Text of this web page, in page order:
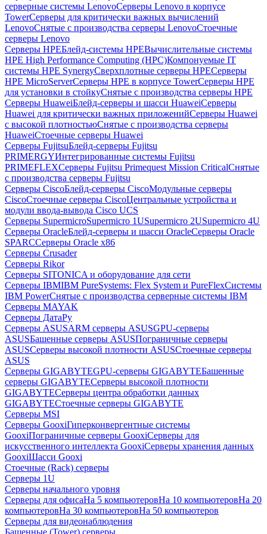
серверные системы LenovoСерверы Lenovo в корпусе
TowerСерверы для критически важных вычислений
LenovoСнятые с производства серверы LenovoСтоечные
серверы Lenovo
Серверы HPEБлейд-системы HPEВычислительные системы
HPE High Performance Computing (HPC)Компонуемые IT
системы HPE SynergyСверхплотные серверы HPEСерверы
HPE MicroServerСерверы HPE в корпусе TowerСерверы HPE
для установки в стойкуСнятые с производства серверы HPE
Серверы HuaweiБлейд-серверы и шасси HuaweiСерверы
Huawei для критически важных приложенийСерверы Huawei
с высокой плотностьюСнятые с производства серверы
HuaweiСтоечные серверы Huawei
Серверы FujitsuБлейд-серверы Fujitsu
PRIMERGYИнтегрированные системы Fujitsu
PRIMEFLEXСерверы Fujitsu Primequest Mission CriticalСнятые
с производства серверы Fujitsu
Серверы CiscoБлейд-серверы CiscoМодульные серверы
CiscoСтоечные серверы CiscoЦентральные устройства и
модули ввода-вывода Cisco UCS
Серверы SupermicroSupermicro 1USupermicro 2USupermicro 4U
Серверы OracleБлейд-серверы и шасси OracleСерверы Oracle
SPARCСерверы Oracle x86
Серверы Crusader
Серверы Rikor
Серверы SITONICA и оборудование для сети
Серверы IBMIBM PureSystems: Flex System и PureFlexСистемы
IBM PowerСнятые с производства серверные системы IBM
Серверы MAYAK
Серверы ДатаРу
Серверы ASUSARM серверы ASUSGPU-серверы
ASUSБашенные серверы ASUSПограничные серверы
ASUSСерверы высокой плотности ASUSСтоечные серверы
ASUS
Серверы GIGABYTEGPU-серверы GIGABYTEБашенные
серверы GIGABYTEСерверы высокой плотности
GIGABYTEСерверы центра обработки данных
GIGABYTEСтоечные серверы GIGABYTE
Серверы MSI
Серверы GooxiГиперконвергентные системы
GooxiПограничные серверы GooxiСерверы для
искусственного интеллекта GooxiСерверы хранения данных
GooxiШасси Gooxi
Стоечные (Rack) серверы
Серверы 1U
Серверы начального уровня
Серверы для офисаНа 5 компьютеровНа 10 компьютеровНа 20
компьютеровНа 30 компьютеровНа 50 компьютеров
Серверы для видеонаблюдения
Башенные (Tower) серверы